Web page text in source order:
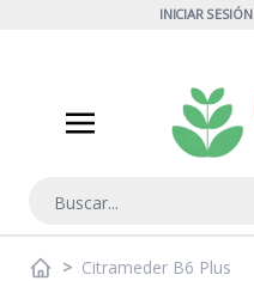
INICIAR SESIÓN
> Citrameder B6 Plus